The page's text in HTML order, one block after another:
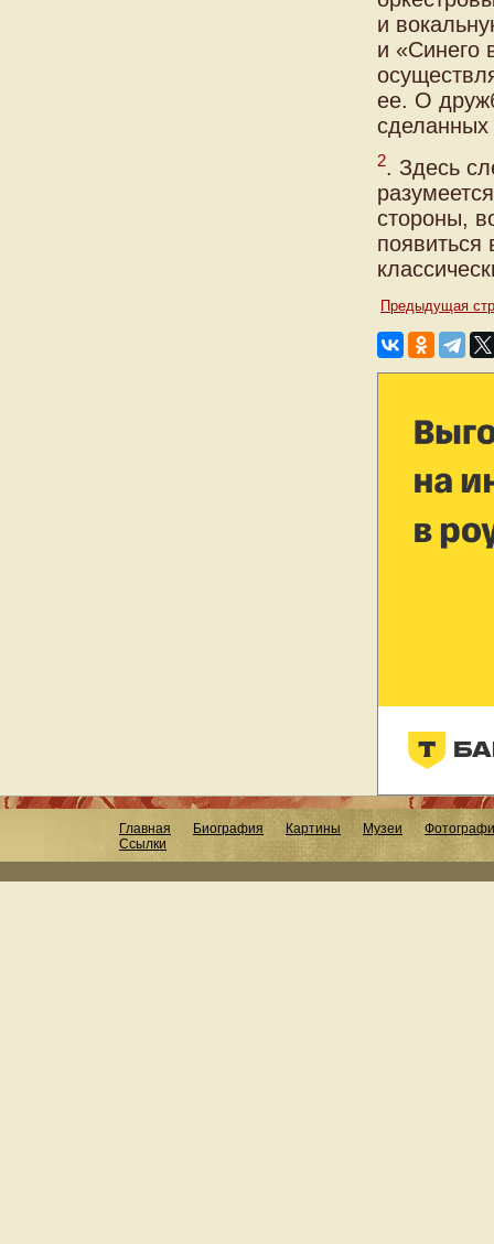
и
и «Синего
ее. О
2. Здесь
стороны,
появиться
Предыдущая
Главная Биография Картины Музеи
Ссылки